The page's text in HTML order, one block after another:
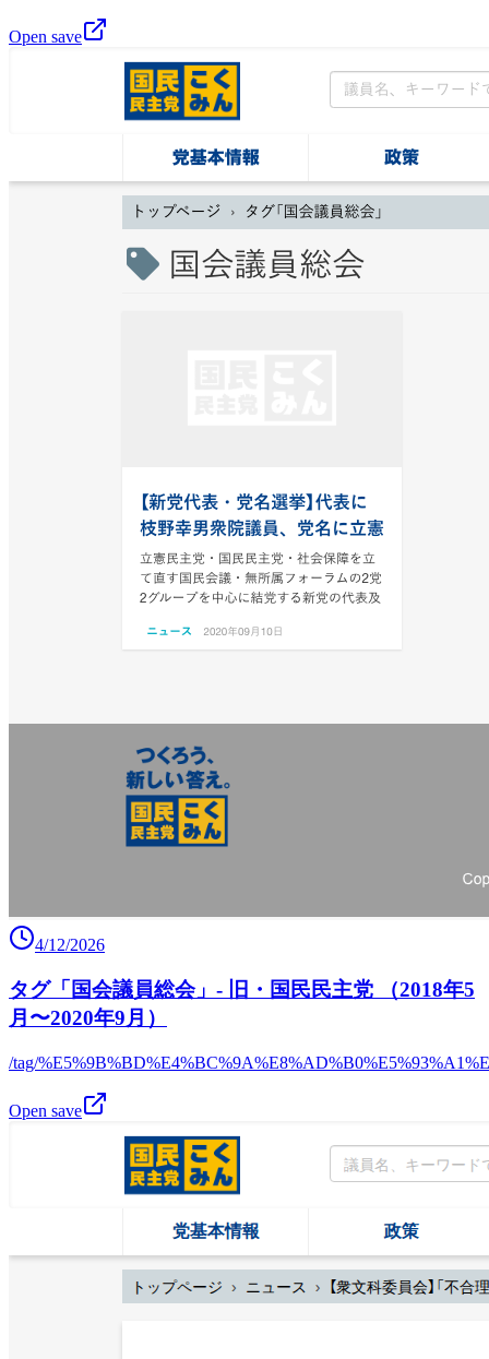
Open save
4/12/2026
タグ「国会議員総会」- 旧・国民民主党 （2018年5
月〜2020年9月）
/tag/
Open save